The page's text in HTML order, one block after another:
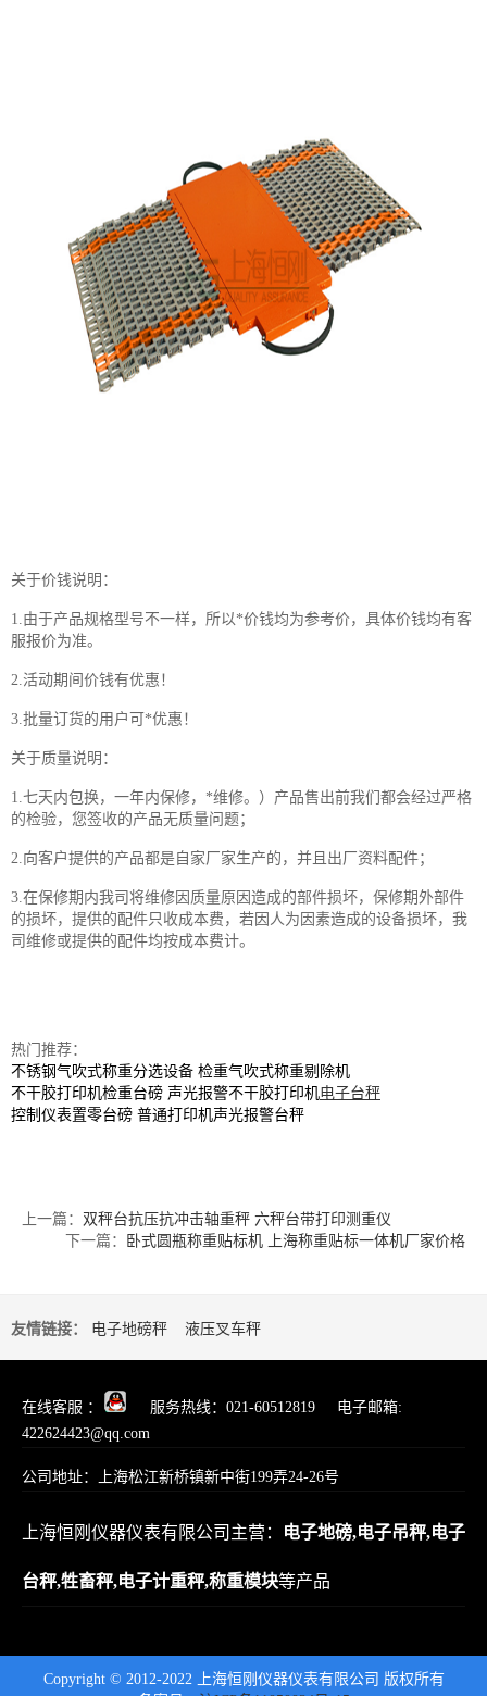
关于价钱说明：
1.由于产品规格型号不一样，所以*价钱均为参考价，具体价钱均有客
服报价为准。
2.活动期间价钱有优惠！
3.批量订货的用户可*优惠！
关于质量说明：
1.七天内包换，一年内保修，*维修。）产品售出前我们都会经过严格
的检验，您签收的产品无质量问题；
2.向客户提供的产品都是自家厂家生产的，并且出厂资料配件；
3.在保修期内我司将维修因质量原因造成的部件损坏，保修期外部件
的损坏，提供的配件只收成本费，若因人为因素造成的设备损坏，我
司维修或提供的配件均按成本费计。
热门推荐：
不锈钢气吹式称重分选设备 检重气吹式称重剔除机
不干胶打印机检重台磅 声光报警不干胶打印机电子台秤
控制仪表置零台磅 普通打印机声光报警台秤
上一篇： 双秤台抗压抗冲击轴重秤 六秤台带打印测重仪
下一篇：
卧式圆瓶称重贴标机 上海称重贴标一体机厂家价格
友情链接： 电子地磅秤 液压叉车秤
在线客服 ：
服务热线：021-60512819 电子邮箱:
422624423@qq.com
公司地址：上海松江新桥镇新中街199弄24-26号
上海恒刚仪器仪表有限公司主营： 电子地磅,电子吊秤,电子
台秤,牲畜秤,电子计重秤,称重模块等产品
Copyright © 2012-2022 上海恒刚仪器仪表有限公司 版权所有